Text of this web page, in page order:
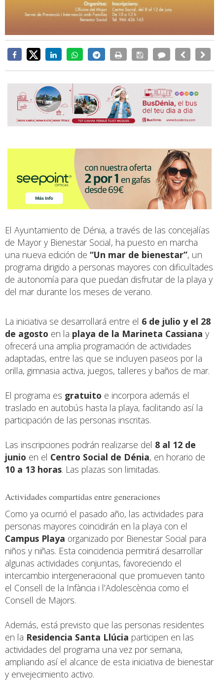
El Ayuntamiento de Dénia, a través de las concejalías
de Mayor y Bienestar Social, ha puesto en marcha
una nueva edición de “Un mar de bienestar”, un
programa dirigido a personas mayores con dificultades
de autonomía para que puedan disfrutar de la playa y
del mar durante los meses de verano.
La iniciativa se desarrollará entre el 6 de julio y el 28
de agosto en la playa de la Marineta Cassiana y
ofrecerá una amplia programación de actividades
adaptadas, entre las que se incluyen paseos por la
orilla, gimnasia activa, juegos, talleres y baños de mar.
El programa es gratuito e incorpora además el
traslado en autobús hasta la playa, facilitando así la
participación de las personas inscritas.
Las inscripciones podrán realizarse del 8 al 12 de
junio en el Centro Social de Dénia, en horario de
10 a 13 horas. Las plazas son limitadas.
Actividades compartidas entre generaciones
Como ya ocurrió el pasado año, las actividades para
personas mayores coincidirán en la playa con el
Campus Playa organizado por Bienestar Social para
niños y niñas. Esta coincidencia permitirá desarrollar
algunas actividades conjuntas, favoreciendo el
intercambio intergeneracional que promueven tanto
el Consell de la Infància i l’Adolescència como el
Consell de Majors.
Además, está previsto que las personas residentes
en la Residencia Santa Llúcia participen en las
actividades del programa una vez por semana,
ampliando así el alcance de esta iniciativa de bienestar
y envejecimiento activo.